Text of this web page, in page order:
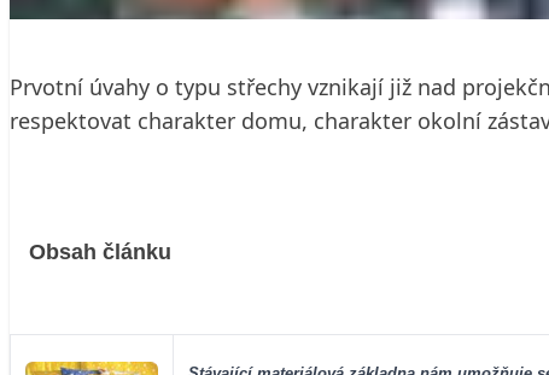
Prvotní úvahy o typu střechy vznikají již nad
respektovat charakter domu, charakter okolní
Obsah článku